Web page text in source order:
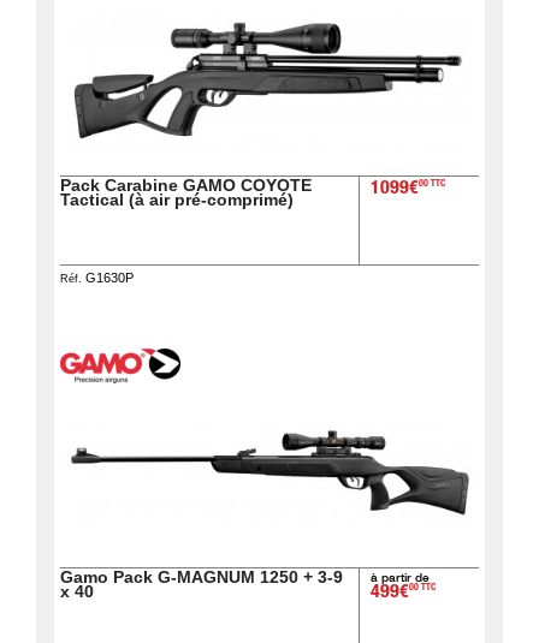
Guerini
Sport‣
Accueil
Téléchargement
de
Pack Carabine GAMO COYOTE
Tactical (à air pré-comprimé)
1099€00 TTC
Réf. G1630P
Gamo Pack G-MAGNUM 1250 + 3-9
x 40
à partir de
499€00 TTC